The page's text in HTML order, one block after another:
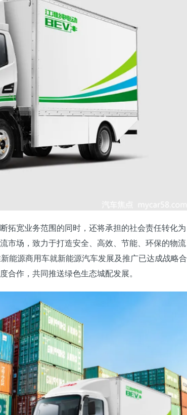
宽业务范围的同时，还将承担的社会责任转化为
市场，致力于打造安全、高效、节能、环保的物流
源商用车就新能源汽车发展及推广已达成战略合
合作，共同推送绿色生态城配发展。